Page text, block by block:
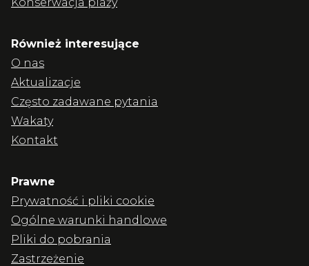
Również interesujące
O nas
Aktualizacje
Często zadawane pytania
Wakaty
Kontakt
Prawne
Prywatność i pliki cookie
Ogólne warunki handlowe
Pliki do pobrania
Zastrzeżenie